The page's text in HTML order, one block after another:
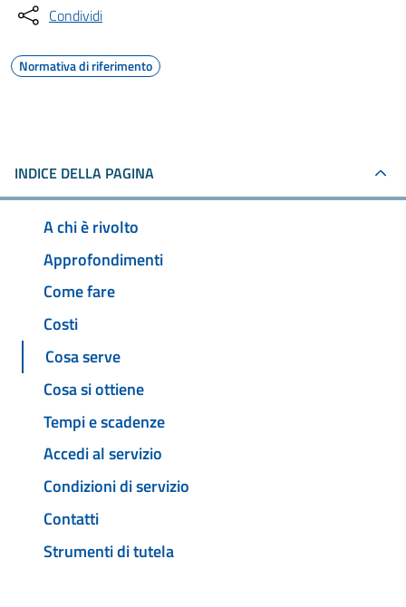
Condividi
Normativa di riferimento
INDICE DELLA PAGINA
A chi è rivolto
Approfondimenti
Come fare
Costi
Cosa serve
Cosa si ottiene
Tempi e scadenze
Accedi al servizio
Condizioni di servizio
Contatti
Strumenti di tutela